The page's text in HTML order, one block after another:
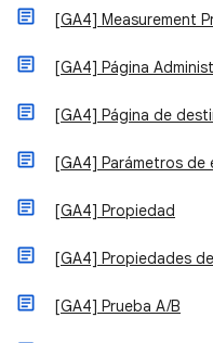
[GA4] Measurement
[GA4] Página
[GA4] Página de
[GA4] Parámetros de
[GA4] Propiedad
[GA4] Propiedades
[GA4] Prueba A/B